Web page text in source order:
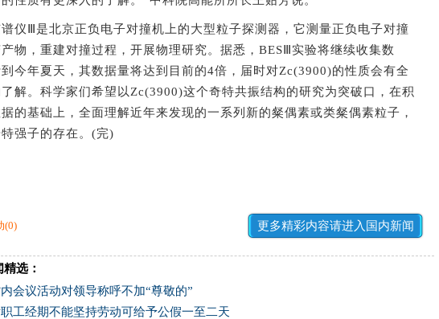
Ⅲ是北京正负电子对撞机上的大型粒子探测器，它测量正负电子对撞
物，重建对撞过程，开展物理研究。据悉，BESⅢ实验将继续收集数
今年夏天，其数据量将达到目前的4倍，届时对Zc(3900)的性质会有全
解。科学家们希望以Zc(3900)这个奇特共振结构的研究为突破口，在积
的基础上，全面理解近年来发现的一系列新的粲偶素或类粲偶素粒子，
强子的存在。(完)
(0) 更多精彩内容请进入国内新闻
选：
会议活动对领导称呼不加“尊敬的”
工经期不能坚持劳动可给予公假一至二天